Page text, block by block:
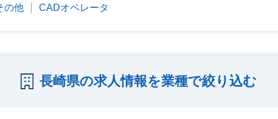
の他 CADオペレータ
長崎県の求人情報を業種で絞り込む